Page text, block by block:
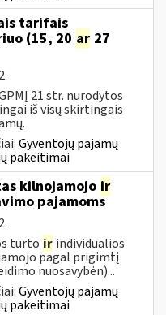
tarifais
(15, 20 ar 27
21 str. nurodytos
iš visų skirtingais
Gyventojų pajamų
pakeitimai
kilnojamojo ir
pajamoms
turto ir individualios
pagal prigimtį
nuosavybėn)...
Gyventojų pajamų
pakeitimai